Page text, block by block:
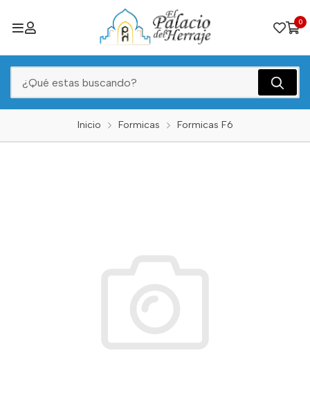
0
Inicio Formicas Formicas F6